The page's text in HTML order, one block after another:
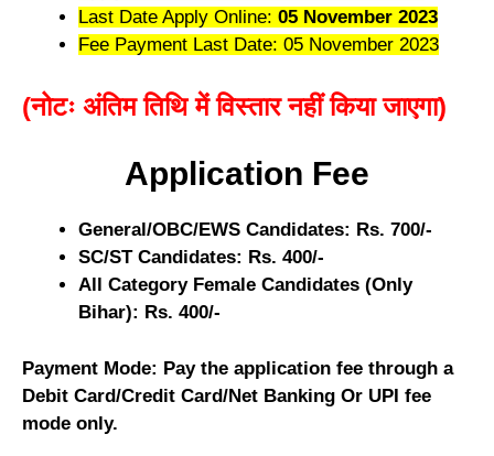
Last Date Apply Online: 05 November 2023
Fee Payment Last Date: 05 November 2023
(नोटः अंतिम तिथि में विस्तार नहीं किया जाएगा)
Application Fee
General/OBC/EWS Candidates: Rs. 700/-
SC/ST Candidates: Rs. 400/-
All Category Female Candidates (Only
Bihar): Rs. 400/-
Payment Mode: Pay the application fee through a
Debit Card/Credit Card/Net Banking Or UPI fee
mode only.